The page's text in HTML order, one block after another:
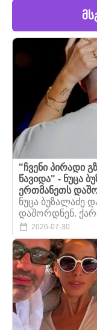
"ჩვენი პირადი
წავიდა" - ნუცა
ერთმანეთს
ნუცა ბუზალაძე
დაშორდნენ.
2026-07-30